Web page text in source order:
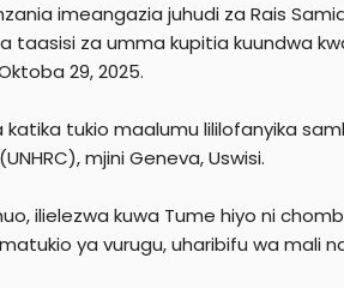
imeangazia juhudi za Rais
taasisi za umma kupitia kuundwa
29, 2025.
katika tukio maalumu lililofanyika
mjini Geneva, Uswisi.
ilielezwa kuwa Tume hiyo ni
ya vurugu, uharibifu wa